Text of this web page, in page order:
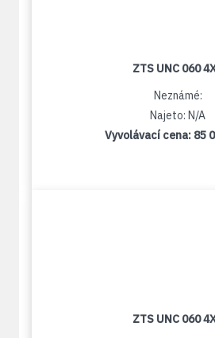
ZTS UNC 060
Neznámé:
Najeto: N/A
Vyvolávací cena: 85
ZTS UNC 060